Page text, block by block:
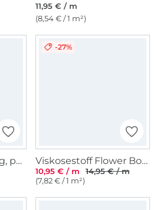
11,95 € / m
(8,54 € / 1 m²)
Viskosestoff Zig Zag, pflaume
-27%
Viskosestoff Flower Bomb, schwarz
10,95 € / m
14,95 € / m
(7,82 € / 1 m²)